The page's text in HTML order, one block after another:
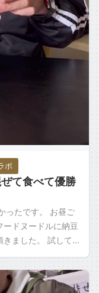
ボ
て食べて優勝
ったです。 お昼ご
ドヌードルに納豆
ました。 試してみ